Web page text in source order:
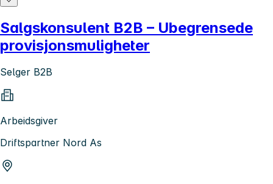
Salgskonsulent B2B – Ubegrensede
provisjonsmuligheter
Selger B2B
Arbeidsgiver
Driftspartner Nord As